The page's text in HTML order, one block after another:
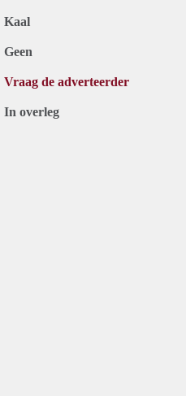
Kaal
Geen
Vraag de adverteerder
In overleg